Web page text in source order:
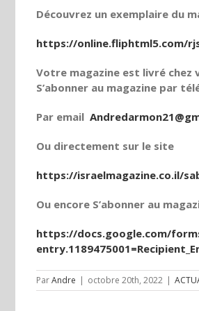
Découvrez un exemplaire du
https://online.fliphtml5.com/
Votre magazine est livré
S’abonner au magazine par
Par email
Ou directement sur le site
https://israelmagazine.co.il/
Ou encore S’abonner au
https://docs.google.com/
ParAndre | octobre 20th, 2022 |